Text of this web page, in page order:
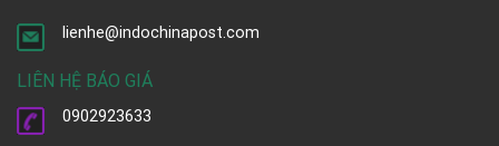
lienhe@indochinapost.com
LIÊN HỆ BÁO GIÁ
0902923633